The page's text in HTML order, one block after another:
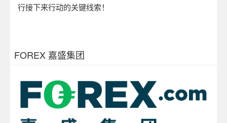
行接下来行动的关键线索！
FOREX 嘉盛集团